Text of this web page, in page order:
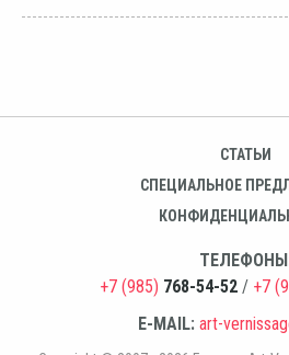
СТАТЬИ
СПЕЦИАЛЬНОЕ
+7 (985) 768-54-52 / +7
E-MAIL: art-